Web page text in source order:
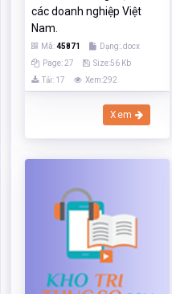
các doanh nghiệp Việt
Nam.
Mã:45871
Dạng:.docx
Page: 27
Size:56 Kb
Tải: 17
Xem:292
Xem